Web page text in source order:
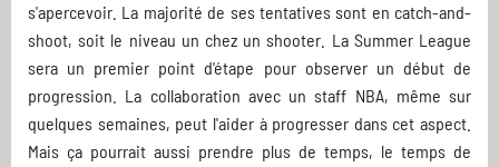
s'apercevoir. La majorité de ses tentatives sont en catch-and-
shoot, soit le niveau un chez un shooter. La Summer League
sera un premier point d'étape pour observer un début de
progression. La collaboration avec un staff NBA, même sur
quelques semaines, peut l'aider à progresser dans cet aspect.
Mais ça pourrait aussi prendre plus de temps, le temps de